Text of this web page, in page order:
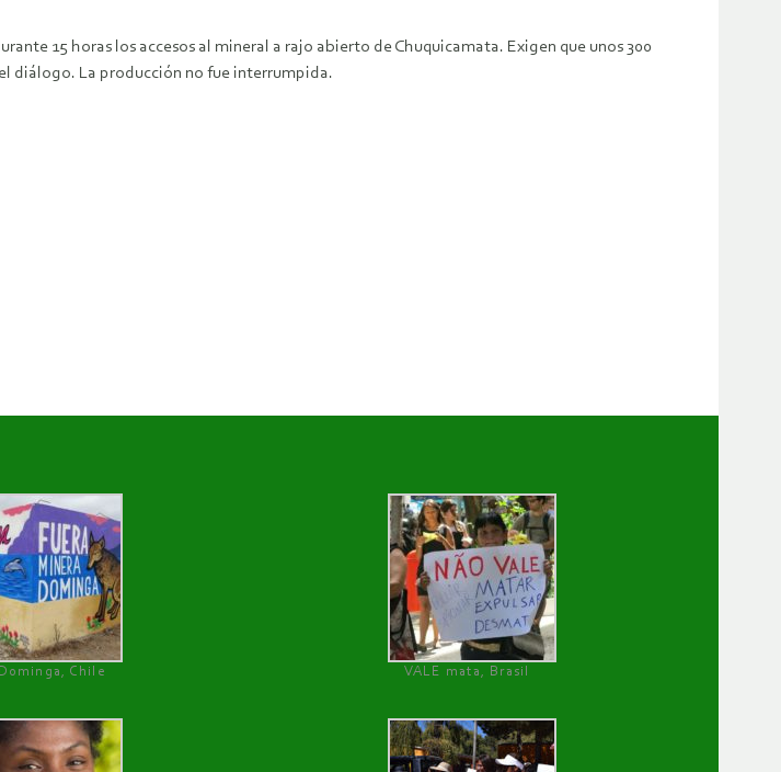
15 horas los accesos al mineral a rajo abierto de Chuquicamata. Exigen que unos 300
diálogo. La producción no fue interrumpida.
Chile
VALE mata, Brasil